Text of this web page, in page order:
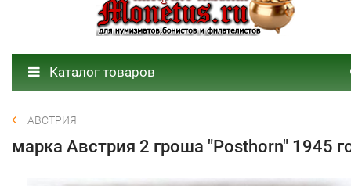
Каталог товаров
АВСТРИЯ
марка Австрия 2 гроша "Posthorn" 1945